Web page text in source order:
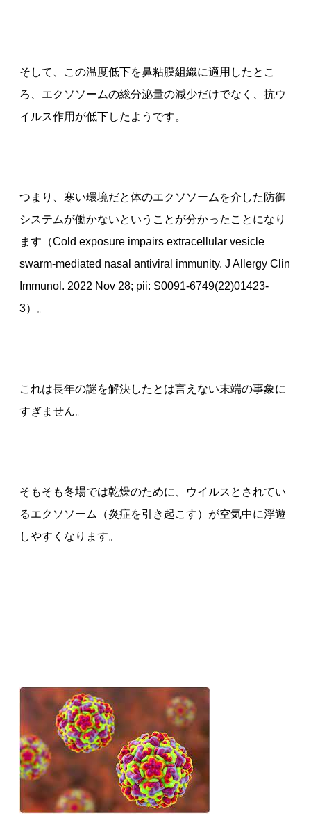
そして、この温度低下を鼻粘膜組織に適用したとこ
ろ、エクソソームの総分泌量の減少だけでなく、抗ウ
イルス作用が低下したようです。
つまり、寒い環境だと体のエクソソームを介した防御
システムが働かないということが分かったことになり
ます（Cold exposure impairs extracellular vesicle
swarm-mediated nasal antiviral immunity. J Allergy Clin
Immunol. 2022 Nov 28; pii: S0091-6749(22)01423-
3）。
これは長年の謎を解決したとは言えない末端の事象に
すぎません。
そもそも冬場では乾燥のために、ウイルスとされてい
るエクソソーム（炎症を引き起こす）が空気中に浮遊
しやすくなります。